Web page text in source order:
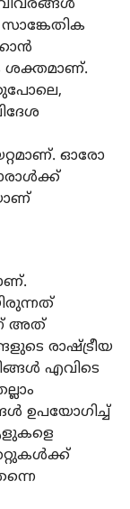
സാങ്കേതിക
ശക്തമാണ്.
ഓരോ
അത്
രാഷ്ട്രീയ
എവിടെ
ഉപയോഗിച്ച്